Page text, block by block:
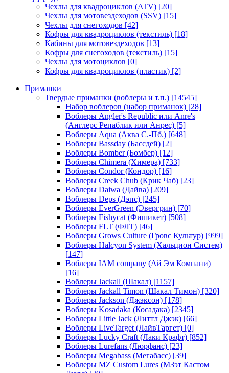
Чехлы для квадроциклов (ATV) [20]
Чехлы для мотовездеходов (SSV) [15]
Чехлы для снегоходов [42]
Кофры для квадроциклов (текстиль) [18]
Кабины для мотовездеходов [13]
Кофры для снегоходов (текстиль) [15]
Чехлы для мотоциклов [0]
Кофры для квадроциклов (пластик) [2]
Приманки
Твердые приманки (воблеры и т.п.) [14545]
Набор воблеров (набор приманок) [28]
Воблеры Angler's Republic или Anre's
(Англерс Репаблик или Анрес) [5]
Воблеры Aqua (Аква С.-Пб.) [648]
Воблеры Bassday (Бассдей) [2]
Воблеры Bomber (Бомбер) [12]
Воблеры Chimera (Химера) [733]
Воблеры Condor (Кондор) [16]
Воблеры Creek Chub (Крик Чаб) [23]
Воблеры Daiwa (Дайва) [209]
Воблеры Deps (Дэпс) [245]
Воблеры EverGreen (Эвергрин) [70]
Воблеры Fishycat (Фишикет) [508]
Воблеры FLT (ФЛТ) [46]
Воблеры Grows Culture (Гровс Культур) [999]
Воблеры Halcyon System (Хальцион Систем)
[147]
Воблеры IAM company (Ай Эм Компани)
[16]
Воблеры Jackall (Шакал) [1157]
Воблеры Jackall Timon (Шакал Тимон) [320]
Воблеры Jackson (Джэксон) [178]
Воблеры Kosadaka (Косадака) [2345]
Воблеры Little Jack (Литтл Джэк) [66]
Воблеры LiveTarget (ЛайвТаргет) [0]
Воблеры Lucky Craft (Лаки Крафт) [852]
Воблеры Lurefans (Люрфанс) [23]
Воблеры Megabass (Мегабасс) [39]
Воблеры MZ Custom Lures (МЗэт Кастом